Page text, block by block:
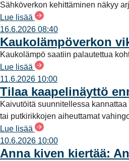
Sähköverkon kehittäminen näkyy
Lue lisää
16.6.2026 08:40
Kaukolämpöverkon
Kaukolämpö saatiin palautettua
Lue lisää
11.6.2026 10:00
Tilaa kaapelinäyttö
Kaivutöitä suunnitellessa
tai putkirikkojen aiheuttamat
Lue lisää
10.6.2026 10:00
Anna kiven kiertää: